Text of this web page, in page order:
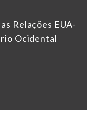
Relações EUA-
Ocidental